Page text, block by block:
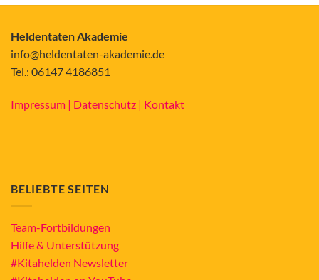
Heldentaten Akademie
info@heldentaten-akademie.de
Tel.: 06147 4186851
Impressum | Datenschutz | Kontakt
BELIEBTE SEITEN
Team-Fortbildungen
Hilfe & Unterstützung
#Kitahelden Newsletter